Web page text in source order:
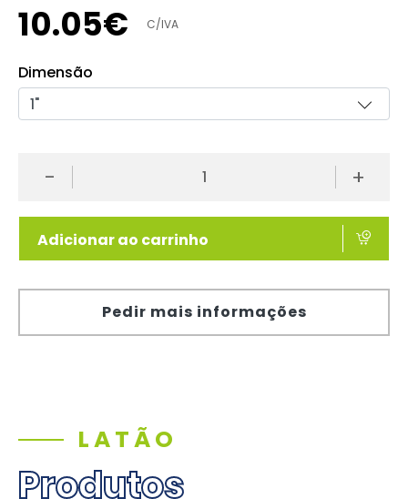
10.05€ C/IVA
Dimensão
- +
Adicionar ao carrinho
Pedir mais informações
LATÃO
Produtos